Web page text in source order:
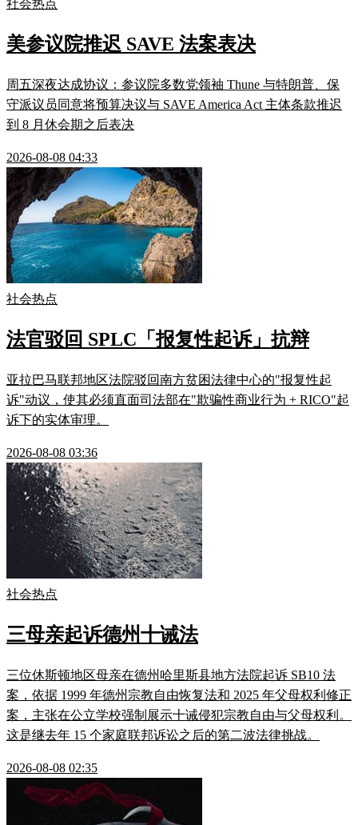
社会热点
美参议院推迟 SAVE 法案表决
周五深夜达成协议：参议院多数党领袖 Thune 与特朗普、保
守派议员同意将预算决议与 SAVE America Act 主体条款推迟
到 8 月休会期之后表决
2026-08-08 04:33
社会热点
法官驳回 SPLC「报复性起诉」抗辩
亚拉巴马联邦地区法院驳回南方贫困法律中心的"报复性起
诉"动议，使其必须直面司法部在"欺骗性商业行为 + RICO"起
诉下的实体审理。
2026-08-08 03:36
社会热点
三母亲起诉德州十诫法
三位休斯顿地区母亲在德州哈里斯县地方法院起诉 SB10 法
案，依据 1999 年德州宗教自由恢复法和 2025 年父母权利修正
案，主张在公立学校强制展示十诫侵犯宗教自由与父母权利。
这是继去年 15 个家庭联邦诉讼之后的第二波法律挑战。
2026-08-08 02:35